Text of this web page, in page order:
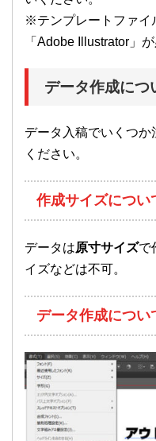
※テンプレートファイ
「Adobe Illustrator」が
データ作成につ
データ入稿でいくつ
ください。
作成サイズについ
データは原寸サイズで
イズなどは不可。
データ作成につい